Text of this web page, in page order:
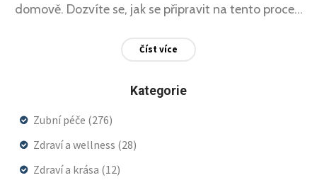
domově. Dozvíte se, jak se připravit na tento proces,
postarat po odstranění drátů. Také nabízíme
budeme se věnovat tomu, jak předejít jakýmkoli
potenciálním komplikacím.
Číst více
Kategorie
Zubní péče (276)
Zdraví a wellness (28)
Zdraví a krása (12)